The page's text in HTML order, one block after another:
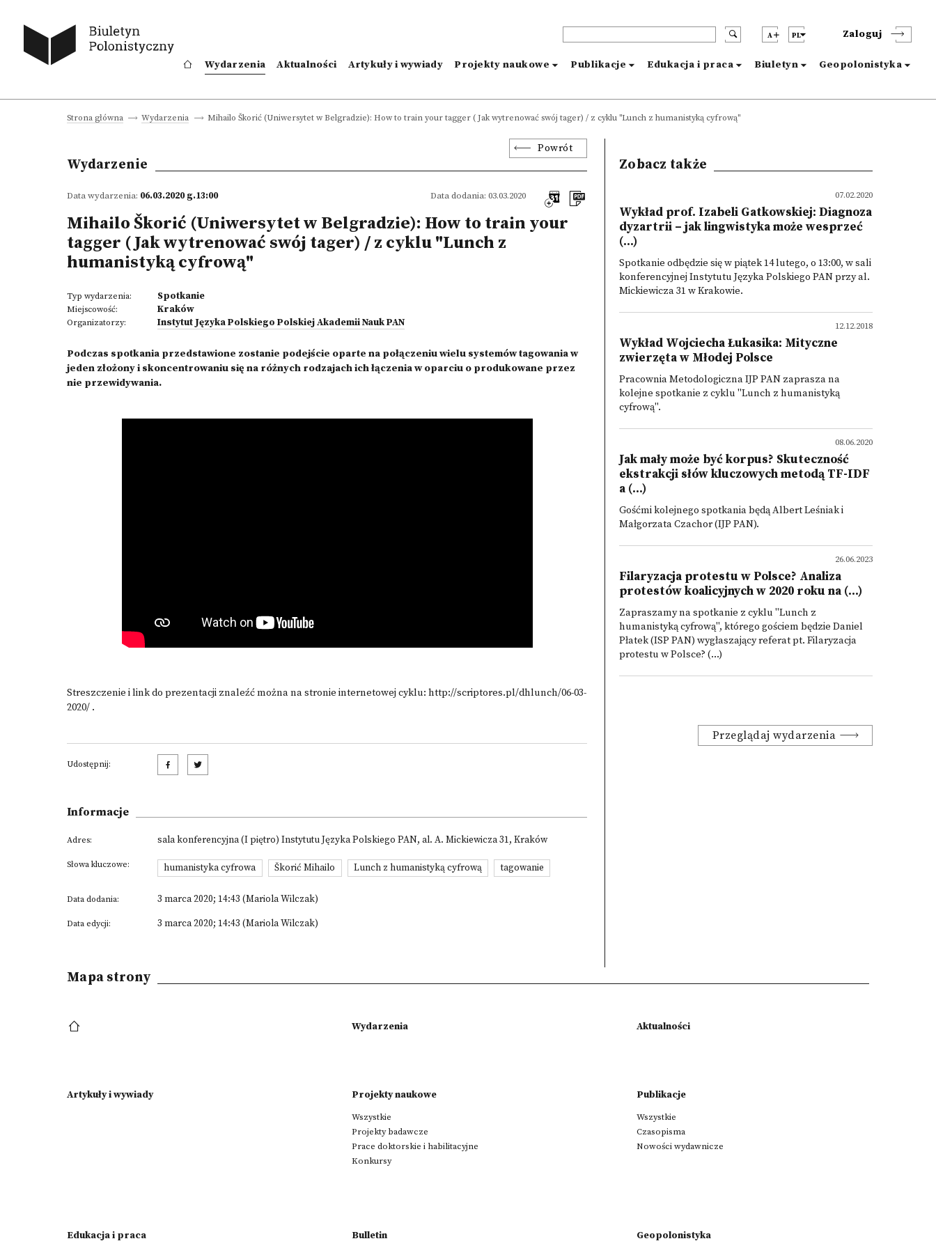
A PL Zaloguj
Wydarzenia Aktualności Artykuły i wywiady Projekty naukowe Publikacje Edukacja i praca Biuletyn Geopolonistyka
Strona główna Wydarzenia Mihailo Škorić (Uniwersytet w Belgradzie): How to train your tagger ( Jak wytrenować swój tager) / z cyklu "Lunch z humanistyką cyfrową"
Powrót
Wydarzenie
Data wydarzenia: 06.03.2020 g.13:00 Data dodania: 03.03.2020
Mihailo Škorić (Uniwersytet w Belgradzie): How to train your
tagger ( Jak wytrenować swój tager) / z cyklu "Lunch z
humanistyką cyfrową"
Typ wydarzenia: Spotkanie
Miejscowość: Kraków
Organizatorzy: Instytut Języka Polskiego Polskiej Akademii Nauk PAN
Podczas spotkania przedstawione zostanie podejście oparte na połączeniu wielu systemów tagowania w
jeden złożony i skoncentrowaniu się na różnych rodzajach ich łączenia w oparciu o produkowane przez
nie przewidywania.
Streszczenie i link do prezentacji znaleźć można na stronie internetowej cyklu: http://scriptores.pl/dhlunch/06-03-
2020/ .
Udostępnij:
Informacje
Adres: sala konferencyjna (I piętro) Instytutu Języka Polskiego PAN, al. A. Mickiewicza 31, Kraków
Słowa kluczowe: humanistyka cyfrowa Škorić Mihailo Lunch z humanistyką cyfrową tagowanie
Data dodania: 3 marca 2020; 14:43 (Mariola Wilczak)
Data edycji: 3 marca 2020; 14:43 (Mariola Wilczak)
Zobacz także
07.02.2020
Wykład prof. Izabeli Gatkowskiej: Diagnoza
dyzartrii – jak lingwistyka może wesprzeć
(...)
Spotkanie odbędzie się w piątek 14 lutego, o 13:00, w sali
konferencyjnej Instytutu Języka Polskiego PAN przy al.
Mickiewicza 31 w Krakowie.
12.12.2018
Wykład Wojciecha Łukasika: Mityczne
zwierzęta w Młodej Polsce
Pracownia Metodologiczna IJP PAN zaprasza na
kolejne spotkanie z cyklu "Lunch z humanistyką
cyfrową".
08.06.2020
Jak mały może być korpus? Skuteczność
ekstrakcji słów kluczowych metodą TF-IDF
a (...)
Gośćmi kolejnego spotkania będą Albert Leśniak i
Małgorzata Czachor (IJP PAN).
26.06.2023
Filaryzacja protestu w Polsce? Analiza
protestów koalicyjnych w 2020 roku na (...)
Zapraszamy na spotkanie z cyklu "Lunch z
humanistyką cyfrową", którego gościem będzie Daniel
Płatek (ISP PAN) wygłaszający referat pt. Filaryzacja
protestu w Polsce? (...)
Przeglądaj wydarzenia
Mapa strony
Wydarzenia Aktualności
Artykuły i wywiady Projekty naukowe
Wszystkie
Projekty badawcze
Prace doktorskie i habilitacyjne
Konkursy
Publikacje
Wszystkie
Czasopisma
Nowości wydawnicze
Edukacja i praca Bulletin Geopolonistyka